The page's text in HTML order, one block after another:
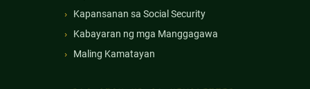
Kapansanan sa Social Security
Kabayaran ng mga Manggagawa
Maling Kamatayan